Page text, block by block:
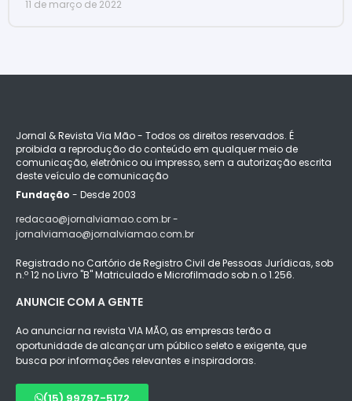
11 de março de 2022
Jornal & Revista Via Mão - Todos os direitos reservados. É
proibida a reprodução do conteúdo em qualquer meio de
comunicação, eletrônico ou impresso, sem a autorização escrita
deste veículo de comunicação
Fundação - Desde 2003
redacao@jornalviamao.com.br -
jornalviamao@jornalviamao.com.br
Registrado no Cartório de Registro Civil de Pessoas Jurídicas, sob
n.º 12 no Livro "B" Matriculado e Microfilmado sob n.o 1.256.
ANUNCIE COM A GENTE
Ao anunciar na revista VIA MÃO, as empresas terão a
oportunidade de alcançar um público seleto e exigente, que
busca por informações relevantes e inspiradoras.